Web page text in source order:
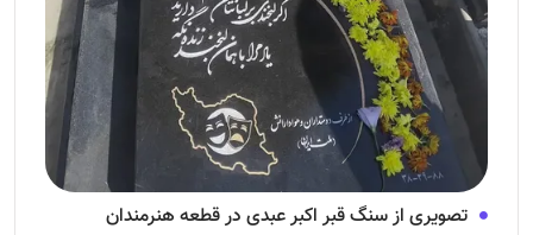
تصویری از سنگ قبر اکبر عبدی در قطعه هنرمندان